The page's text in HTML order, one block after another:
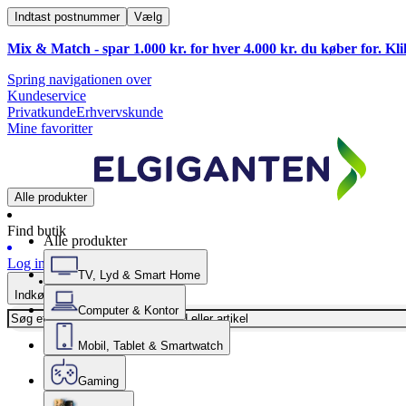
Indtast postnummer Vælg
Mix & Match - spar 1.000 kr. for hver 4.000 kr. du køber for.
Spring navigationen over
Kundeservice
PrivatkundeErhvervskunde
Mine favoritter
Alle produkter
Find butik
Log ind
Indkøbskurv
Alle produkter
TV, Lyd & Smart Home
Computer & Kontor
Mobil, Tablet & Smartwatch
Gaming